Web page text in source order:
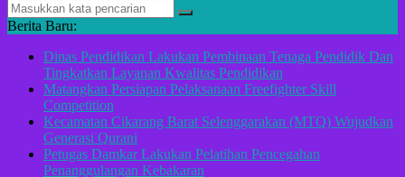
Berita Baru:
Dinas Pendidikan Lakukan Pembinaan Tenaga Pendidik Dan
Tingkatkan Layanan Kwalitas Pendidikan
Matangkan Persiapan Pelaksanaan Freefighter Skill
Competition
Kecamatan Cikarang Barat Selenggarakan (MTQ) Wujudkan
Generasi Qurani
Petugas Damkar Lakukan Pelatihan Pencegahan
Penanggulangan Kebakaran